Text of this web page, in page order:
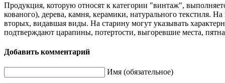
Продукция, которую относят к категории "винтаж",
кованого), дерева, камня, керамики, натурального текстиля.
вторых, видавшая виды. На старину могут указывать
подтверждают царапины, потертости, выгоревшие места,
Добавить комментарий
Имя (обязательное)